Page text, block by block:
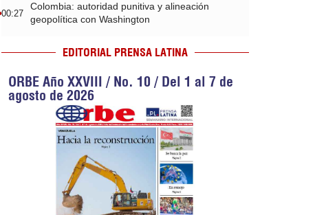
00:27
Colombia: autoridad punitiva y alineación
geopolítica con Washington
EDITORIAL PRENSA LATINA
ORBE Año XXVIII / No. 10 / Del 1 al 7 de
agosto de 2026